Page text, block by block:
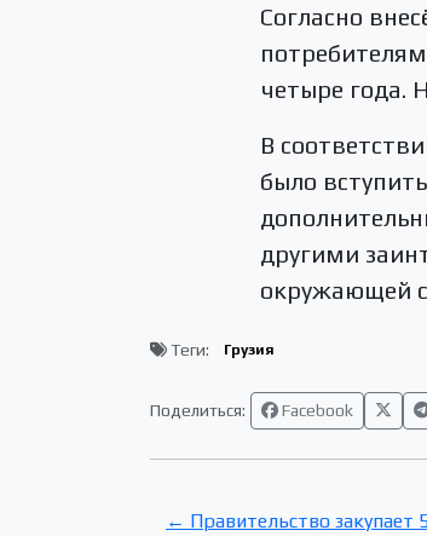
Согласно
четыре года.
В
было
другими
окружающей
Теги: Грузия
Поделиться: Facebook
← Правительство закупает